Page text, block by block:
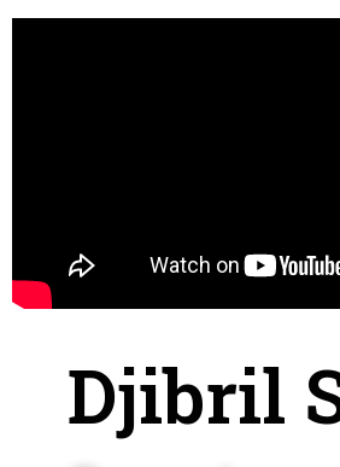
Djibril